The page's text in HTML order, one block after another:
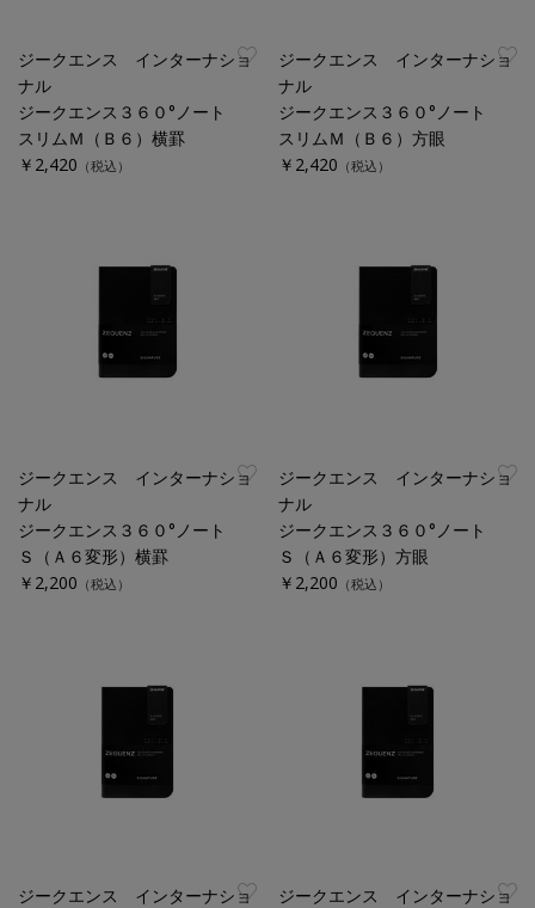
ジークエンス インターナショ
ナル
ジークエンス３６０°ノート
スリムＭ（Ｂ６）横罫
￥2,420 （税込）
ジークエンス インターナショ
ナル
ジークエンス３６０°ノート
スリムＭ（Ｂ６）方眼
￥2,420 （税込）
ジークエンス インターナショ
ナル
ジークエンス３６０°ノート
Ｓ（Ａ６変形）横罫
￥2,200 （税込）
ジークエンス インターナショ
ナル
ジークエンス３６０°ノート
Ｓ（Ａ６変形）方眼
￥2,200 （税込）
ジークエンス インターナショ
ジークエンス インターナショ